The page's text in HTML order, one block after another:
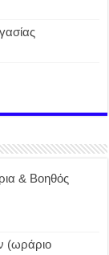
& Βοηθός
(ωράριο